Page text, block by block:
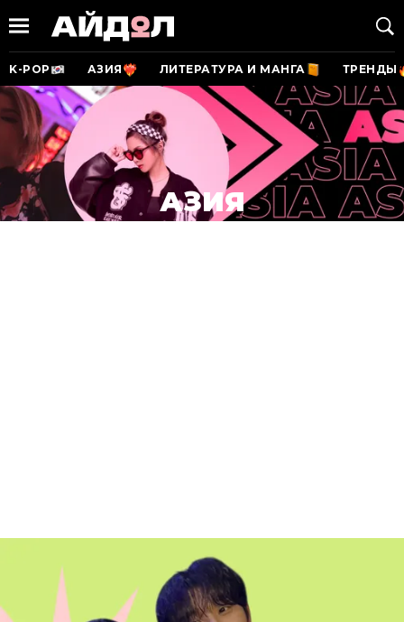
K-POP АЗИЯ ЛИТЕРАТУРА И МАНГА ТРЕНДЫ
АЗИЯ